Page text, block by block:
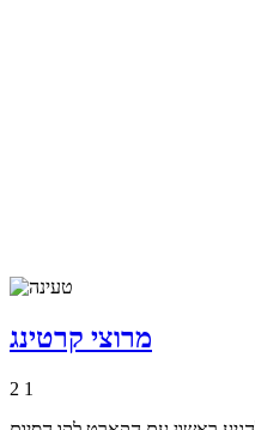
מרוצי קרטינג
2 1